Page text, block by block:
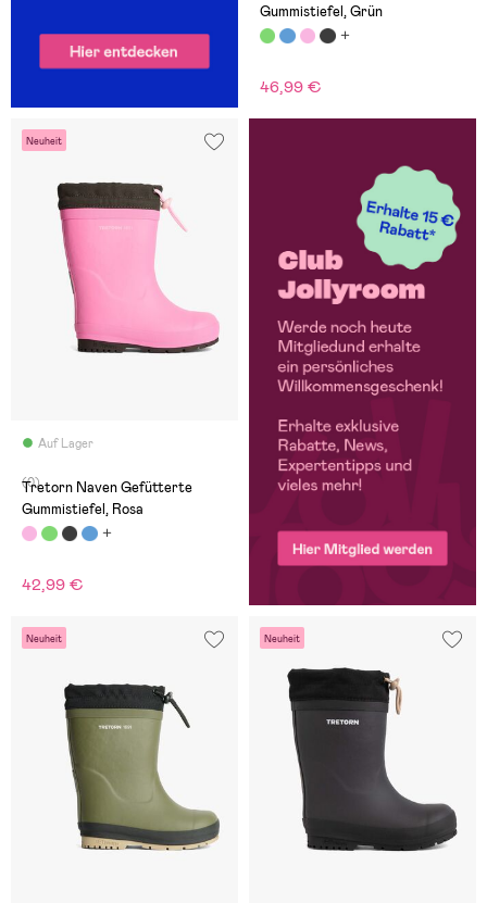
Gummistiefel, Grün
46,99 €
Neuheit
Auf Lager
(0)
Tretorn Naven Gefütterte
Gummistiefel, Rosa
42,99 €
Neuheit Neuheit